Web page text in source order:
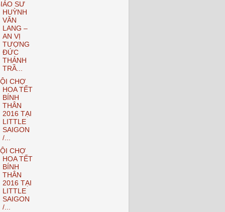
SƯ
HUỲNH
VĂN
LANG –
AN VỊ
TƯỢNG
ĐỨC
THÁNH
TRẦ...
CHỢ
HOA TẾT
BÍNH
THÂN
2016 TẠI
LITTLE
SAIGON
/...
CHỢ
HOA TẾT
BÍNH
THÂN
2016 TẠI
LITTLE
SAIGON
/...